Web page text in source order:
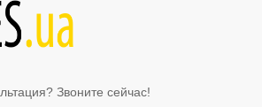
Звоните сейчас!